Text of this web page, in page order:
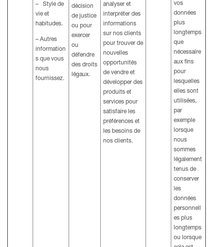
– Style de
vie et
habitudes.
– Autres
information
s que vous
nous
fournissez.
décision
de justice
ou pour
exercer
ou
défendre
des droits
légaux.
analyser et
interpréter des
informations
sur nos clients
pour trouver de
nouvelles
opportunités
de vendre et
développer des
produits et
services pour
satisfaire les
préférences et
les besoins de
nos clients.
vos
données
plus
longtemps
que
nécessaire
aux fins
pour
lesquelles
elles sont
utilisées,
par
exemple
lorsque
nous
sommes
légalement
tenus de
conserver
les
données
personnell
es plus
longtemps
ou lorsque